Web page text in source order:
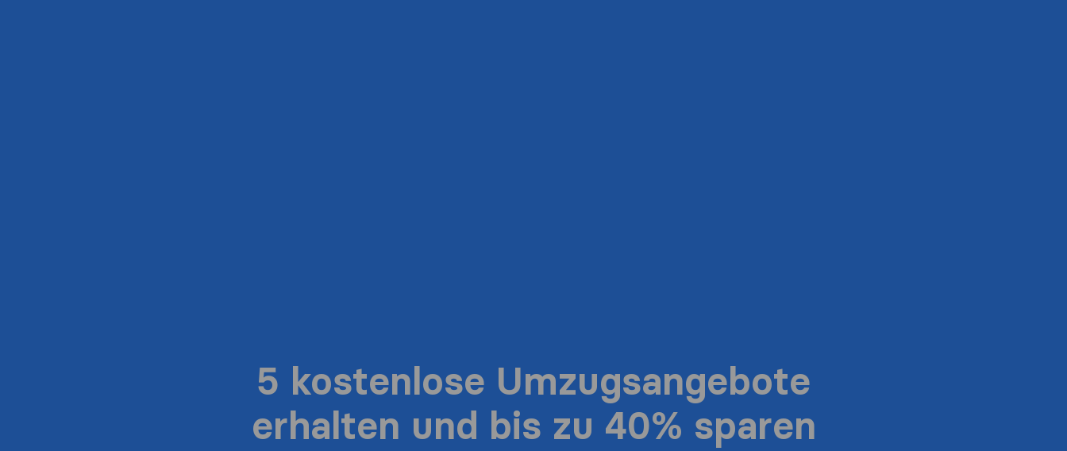
5 kostenlose Umzugsangebote
erhalten und bis zu 40% sparen